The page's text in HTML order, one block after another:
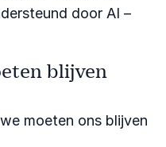
door AI –
blijven
moeten ons blijven